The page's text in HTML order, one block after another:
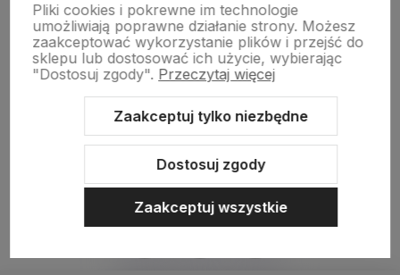
w tym miesiącu
zebranych i zweryfikowanych przez
Pliki cookies i pokrewne im technologie
umożliwiają poprawne działanie strony. Możesz
zaakceptować wykorzystanie plików i przejść do
sklepu lub dostosować ich użycie, wybierając
"Dostosuj zgody". Przeczytaj więcej
Zaakceptuj tylko niezbędne
Dostosuj zgody
Zaakceptuj wszystkie